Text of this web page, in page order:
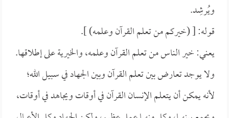
ويُرشِد.
قوله: [ (خيركم من تعلم القرآن وعلمه) ].
يعني: خير الناس من تعلم القرآن وعلمه، والخيرية على إطلاقها.
ولا يوجد تعارض بين تعلم القرآن وبين الجهاد في سبيل الله؛
لأنه يمكن أن يتعلم الإنسان القرآن في أوقات ويجاهد في أوقات،